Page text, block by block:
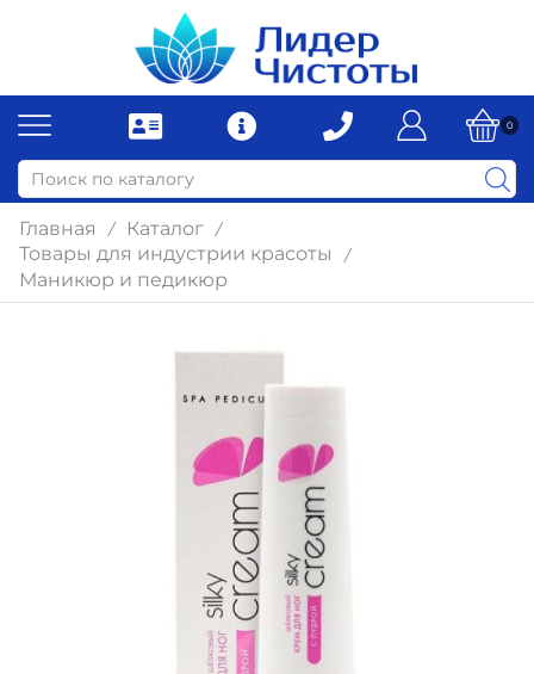
0
Главная / Каталог /
Товары для индустрии красоты /
Маникюр и педикюр